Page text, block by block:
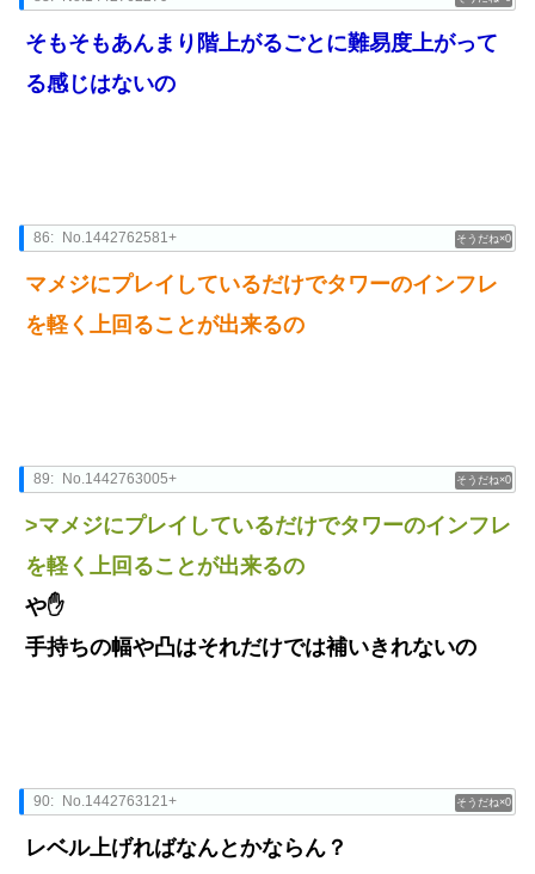
そもそもあんまり階上がるごとに難易度上がって
る感じはないの
0
86: No.1442762581+
マメジにプレイしているだけでタワーのインフレ
を軽く上回ることが出来るの
0
89: No.1442763005+
>マメジにプレイしているだけでタワーのインフレ
を軽く上回ることが出来るの
や✋
手持ちの幅や凸はそれだけでは補いきれないの
0
90: No.1442763121+
レベル上げればなんとかならん？